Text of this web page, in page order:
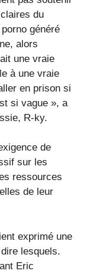
du
généré
alors
une vraie
à une vraie
en prison si
si vague », a
R-ky.
de
sur les
ressources
de leur
exprimé une
lesquels.
Eric